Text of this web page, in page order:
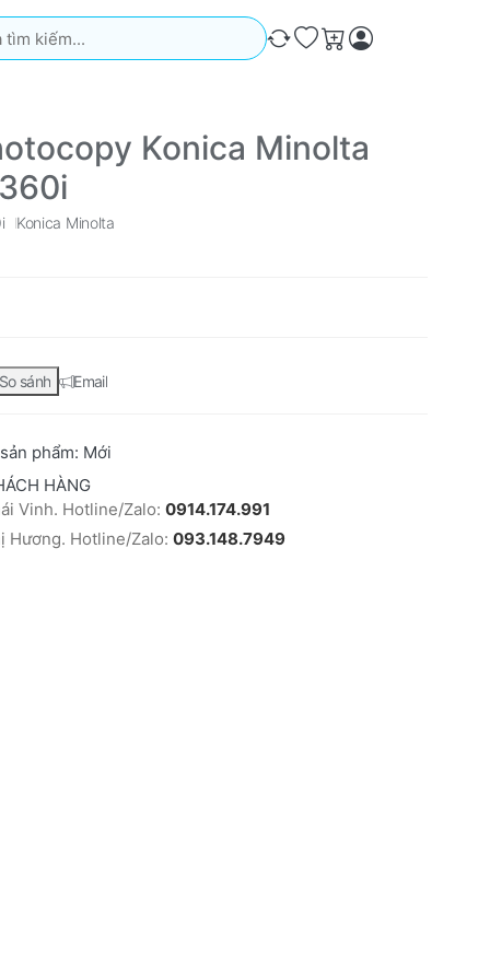
Kết quả sẽ tự động xuất hiện khi bạn nhập. Nhấn phím
So sánh
Ưa thích
Giỏ hàng
Konica Minolta
Konica Minolta
So sánh Email
phẩm: Mới
HÀNG
Vinh. Hotline/Zalo: 0914.174.991
Hương. Hotline/Zalo: 093.148.7949